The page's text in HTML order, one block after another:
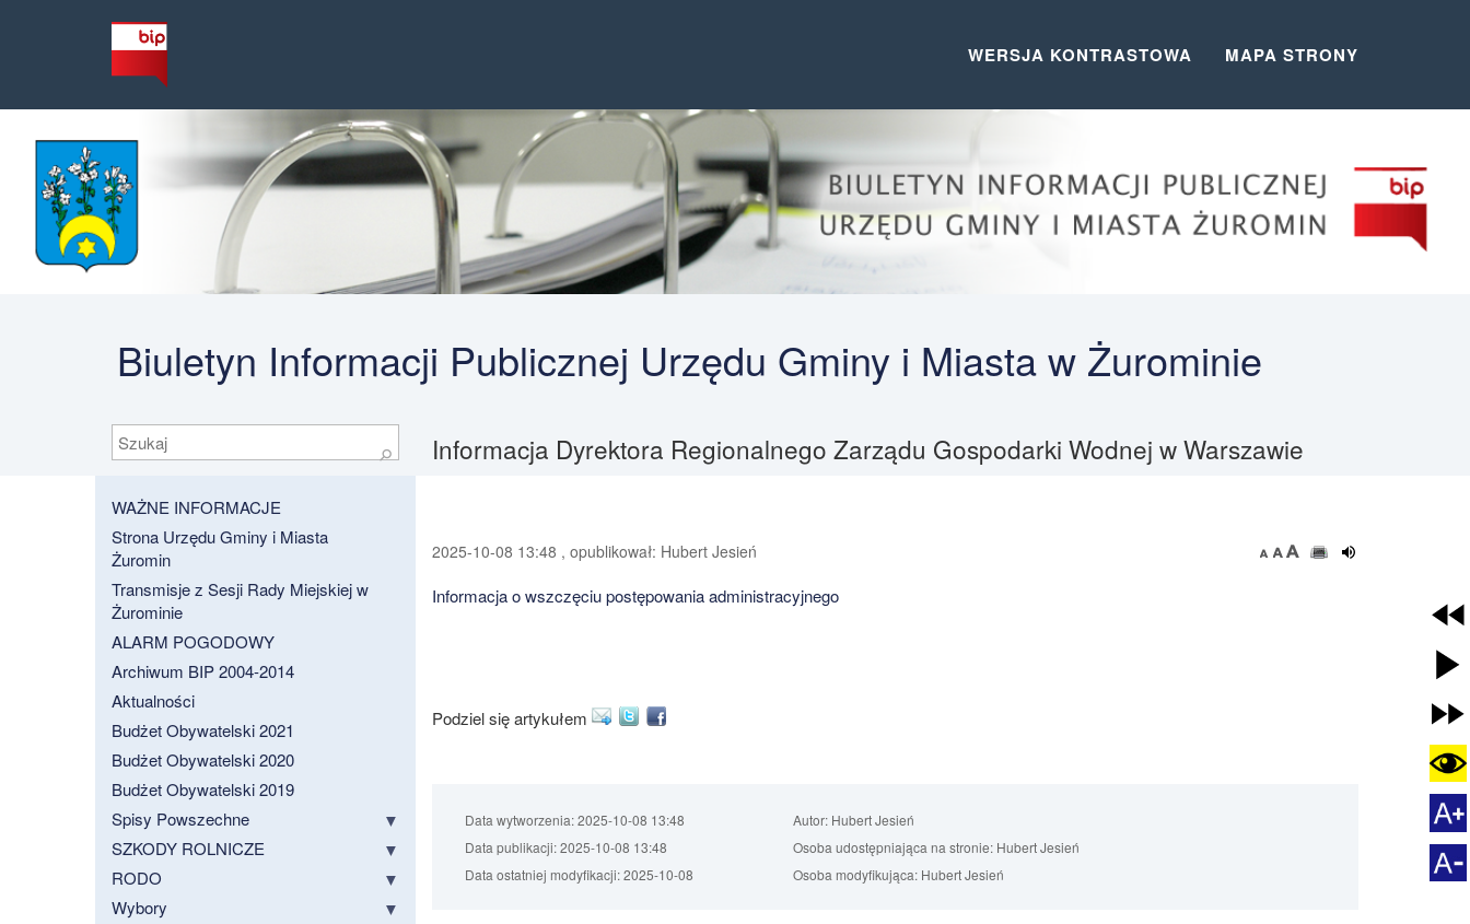
WERSJA KONTRASTOWA MAPA STRONY
Biuletyn Informacji Publicznej Urzędu Gminy i Miasta w Żurominie
Szukaj
⚲ Informacja Dyrektora Regionalnego Zarządu Gospodarki Wodnej w Warszawie
WAŻNE INFORMACJE
Strona Urzędu Gminy i Miasta
Żuromin
Transmisje z Sesji Rady Miejskiej w
Żurominie
ALARM POGODOWY
Archiwum BIP 2004-2014
Aktualności
Budżet Obywatelski 2021
Budżet Obywatelski 2020
Budżet Obywatelski 2019
Spisy Powszechne
SZKODY ROLNICZE
RODO
Wybory
2025-10-08 13:48 , opublikował: Hubert Jesień
Informacja o wszczęciu postępowania administracyjnego
Podziel się artykułem
Data wytworzenia:2025-10-08 13:48 Autor:Hubert Jesień
Data publikacji:2025-10-08 13:48 Osoba udostępniająca na stronie:Hubert Jesień
Data ostatniej modyfikacji:2025-10-08 Osoba modyfikująca:Hubert Jesień